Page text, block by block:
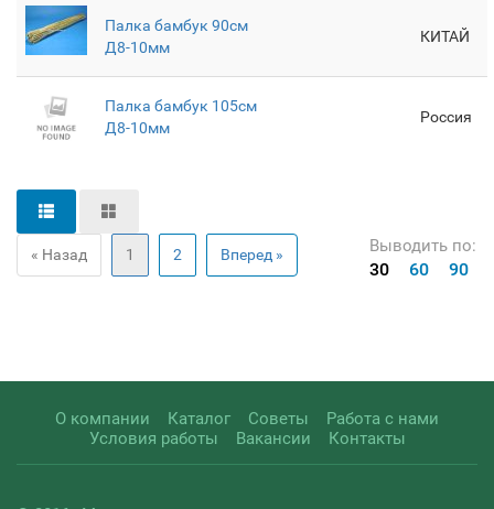
Палка бамбук 90см
Д8-10мм
КИТАЙ
Палка бамбук 105см
Д8-10мм
Россия
« Назад 1 2 Вперед » Выводить по:
30 60 90
О компании Каталог Советы
Работа с нами
Условия работы
Вакансии Контакты